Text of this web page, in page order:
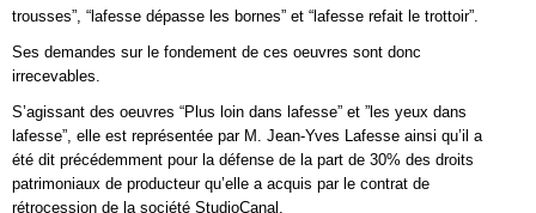
trousses”, “lafesse dépasse les bornes” et “lafesse refait le trottoir”.
Ses demandes sur le fondement de ces oeuvres sont donc
irrecevables.
S’agissant des oeuvres “Plus loin dans lafesse” et ”les yeux dans
lafesse”, elle est représentée par M. Jean-Yves Lafesse ainsi qu’il a
été dit précédemment pour la défense de la part de 30% des droits
patrimoniaux de producteur qu’elle a acquis par le contrat de
rétrocession de la société StudioCanal,